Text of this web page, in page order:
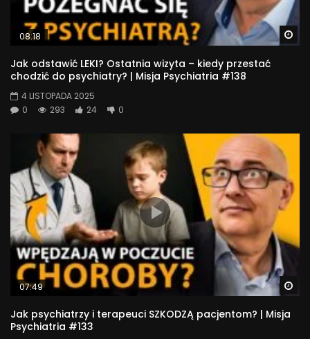
08:18
Jak odstawić LEKI? Ostatnia wizyta – kiedy przestać
chodzić do psychiatry? | Misja Psychiatria #138
4 LISTOPADA 2025
0
293 24 0
07:49
Jak psychiatrzy i terapeuci SZKODZĄ pacjentom? | Misja
Psychiatria #133